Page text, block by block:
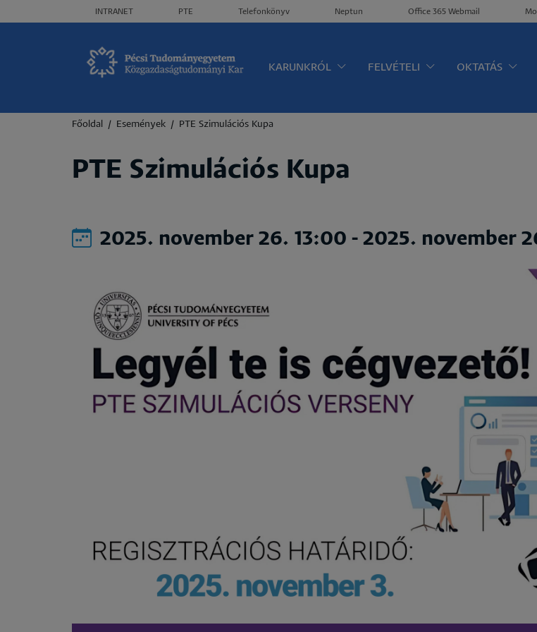
Header menü
INTRANET PTE Telefonkönyv Neptun Office 365 Webmail
KARUNKRÓL FELVÉTELI OKTATÁS
Morzsa
Főoldal Események PTE Szimulációs Kupa
PTE Szimulációs Kupa
2025. november 26. 13:00 - 2025. november